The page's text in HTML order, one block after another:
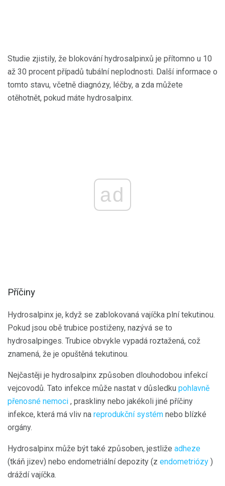
Studie zjistily, že blokování hydrosalpinxů je přítomno u 10
až 30 procent případů tubální neplodnosti. Další informace o
tomto stavu, včetně diagnózy, léčby, a zda můžete
otěhotnět, pokud máte hydrosalpinx.
ad
Příčiny
Hydrosalpinx je, když se zablokovaná vajíčka plní tekutinou.
Pokud jsou obě trubice postiženy, nazývá se to
hydrosalpinges. Trubice obvykle vypadá roztažená, což
znamená, že je opuštěná tekutinou.
Nejčastěji je hydrosalpinx způsoben dlouhodobou infekcí
vejcovodů. Tato infekce může nastat v důsledku pohlavně
přenosné nemoci , praskliny nebo jakékoli jiné příčiny
infekce, která má vliv na reprodukční systém nebo blízké
orgány.
Hydrosalpinx může být také způsoben, jestliže adheze
(tkáň jizev) nebo endometriální depozity (z endometriózy )
dráždí vajíčka.